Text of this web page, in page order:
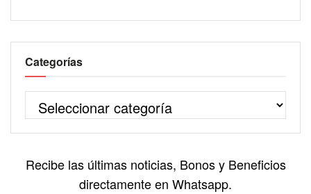
Categorías
Recibe las últimas noticias, Bonos y Beneficios
directamente en Whatsapp.